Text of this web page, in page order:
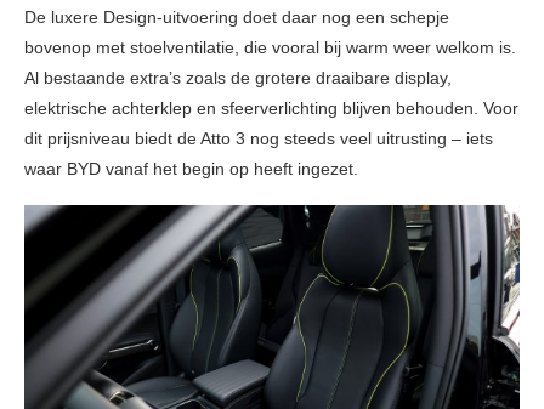
De luxere Design-uitvoering doet daar nog een schepje
bovenop met stoelventilatie, die vooral bij warm weer welkom is.
Al bestaande extra’s zoals de grotere draaibare display,
elektrische achterklep en sfeerverlichting blijven behouden. Voor
dit prijsniveau biedt de Atto 3 nog steeds veel uitrusting – iets
waar BYD vanaf het begin op heeft ingezet.